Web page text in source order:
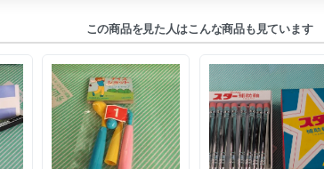
この商品を見た人はこんな商品も見ています